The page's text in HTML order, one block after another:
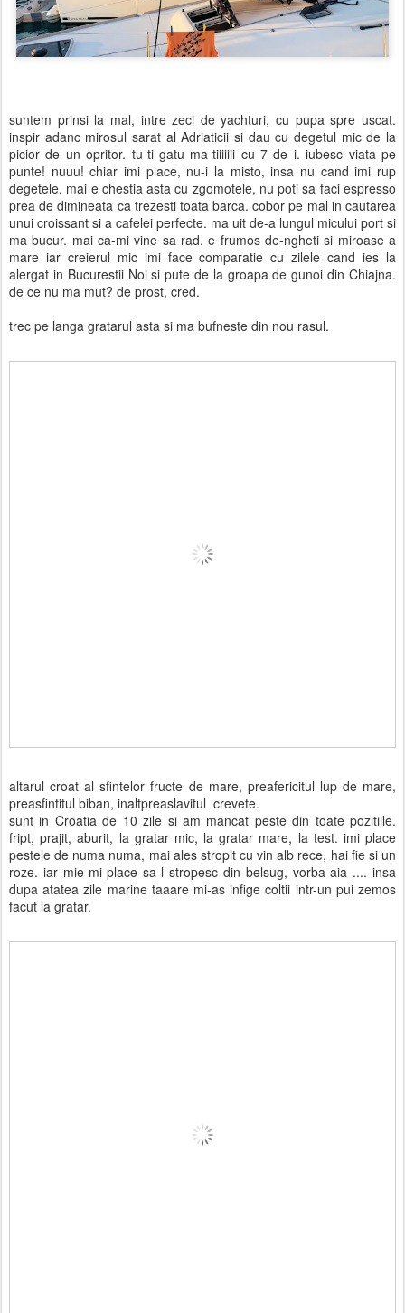
suntem prinsi la mal, intre zeci de yachturi, cu pupa spre uscat.
inspir adanc mirosul sarat al Adriaticii si dau cu degetul mic de la
picior de un opritor. tu-ti gatu ma-tiiiiiii cu 7 de i. iubesc viata pe
punte! nuuu! chiar imi place, nu-i la misto, insa nu cand imi rup
degetele. mai e chestia asta cu zgomotele, nu poti sa faci espresso
prea de dimineata ca trezesti toata barca. cobor pe mal in cautarea
unui croissant si a cafelei perfecte. ma uit de-a lungul micului port si
ma bucur. mai ca-mi vine sa rad. e frumos de-ngheti si miroase a
mare iar creierul mic imi face comparatie cu zilele cand ies la
alergat in Bucurestii Noi si pute de la groapa de gunoi din Chiajna.
de ce nu ma mut? de prost, cred.
trec pe langa gratarul asta si ma bufneste din nou rasul.
altarul croat al sfintelor fructe de mare, preafericitul lup de mare,
preasfintitul biban, inaltpreaslavitul crevete.
sunt in Croatia de 10 zile si am mancat peste din toate pozitiile.
fript, prajit, aburit, la gratar mic, la gratar mare, la test. imi place
pestele de numa numa, mai ales stropit cu vin alb rece, hai fie si un
roze. iar mie-mi place sa-l stropesc din belsug, vorba aia .... insa
dupa atatea zile marine taaare mi-as infige coltii intr-un pui zemos
facut la gratar.